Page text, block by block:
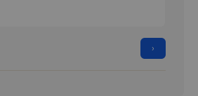
›